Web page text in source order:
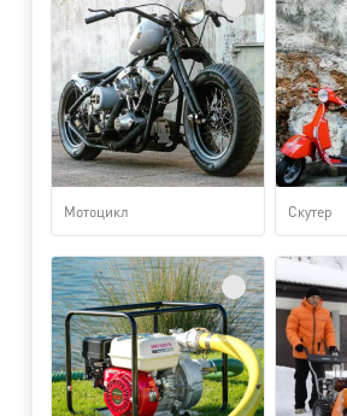
Мотоцикл Скутер